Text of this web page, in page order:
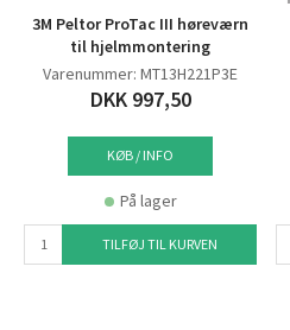
3M Peltor ProTac III høreværn
til hjelmmontering
Varenummer: MT13H221P3E
DKK 997,50
KØB / INFO
På lager
TILFØJ TIL KURVEN